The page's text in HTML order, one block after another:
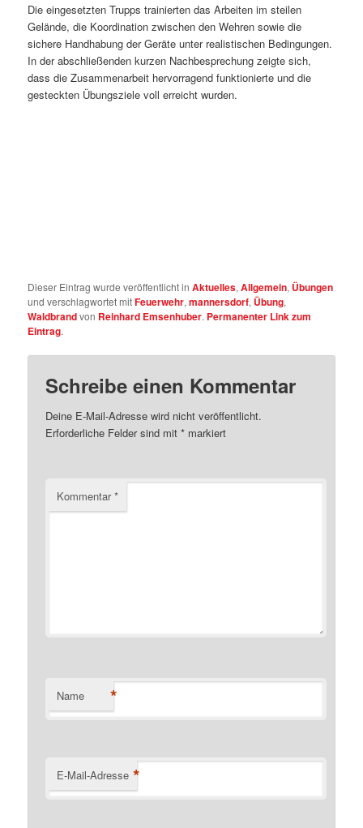
Die eingesetzten Trupps trainierten das Arbeiten im steilen
Gelände, die Koordination zwischen den Wehren sowie die
sichere Handhabung der Geräte unter realistischen Bedingungen.
In der abschließenden kurzen Nachbesprechung zeigte sich,
dass die Zusammenarbeit hervorragend funktionierte und die
gesteckten Übungsziele voll erreicht wurden.
Dieser Eintrag wurde veröffentlicht inAktuelles,Allgemein, Übungen
und verschlagwortet mitFeuerwehr,mannersdorf, Übung,
Waldbrandvon Reinhard Emsenhuber. Permanenter Link zum
Eintrag.
Schreibe einen Kommentar
Deine E-Mail-Adresse wird nicht veröffentlicht.
Erforderliche Felder sind mit* markiert
Kommentar*
Name *
E-Mail-Adresse *